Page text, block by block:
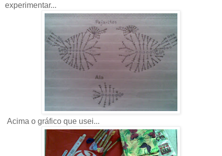
experimentar...
Acima o gráfico que usei...